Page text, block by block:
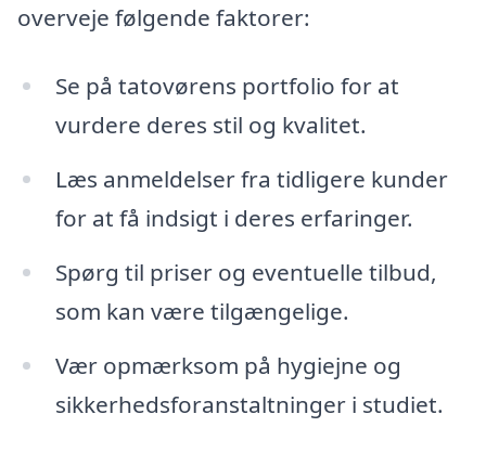
overveje følgende faktorer:
Se på tatovørens portfolio for at
vurdere deres stil og kvalitet.
Læs anmeldelser fra tidligere kunder
for at få indsigt i deres erfaringer.
Spørg til priser og eventuelle tilbud,
som kan være tilgængelige.
Vær opmærksom på hygiejne og
sikkerhedsforanstaltninger i studiet.